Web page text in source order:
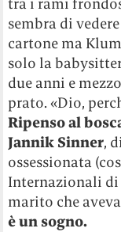
tra i rami
sembra di
cartone ma
solo la
due anni e
prato. «Dio,
Ripenso al
Jannik Sinner,
ossessionata
Internazionali di
marito che
è un sogno.